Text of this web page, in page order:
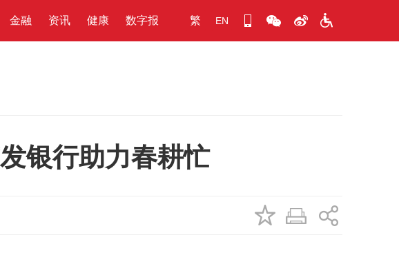
金融 资讯 健康 数字报 繁 EN
银行助力春耕忙